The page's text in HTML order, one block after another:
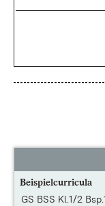
Beispielcurricula
GS BSS Kl.1/2